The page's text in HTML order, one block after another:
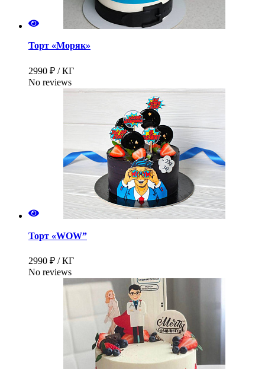
Торт «Моряк»
2990 ₽ / КГ
No reviews
Торт «WOW”
2990 ₽ / КГ
No reviews